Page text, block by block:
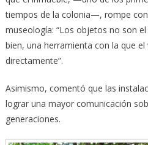
tiempos de la colonia—, rompe
museología: “Los objetos no son
bien, una herramienta con la que
directamente”.
Asimismo, comentó que las
lograr una mayor comunicación
generaciones.